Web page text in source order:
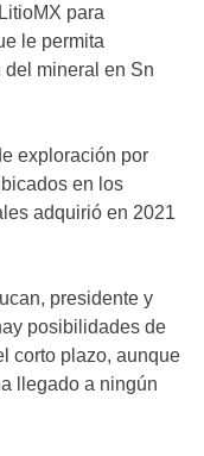
para
le permita
mineral en Sn
exploración por
en los
adquirió en 2021
presidente y
posibilidades de
corto plazo, aunque
llegado a ningún